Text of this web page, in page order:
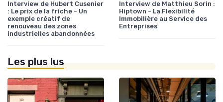
Interview de Hubert Cusenier
: Le prix de la friche - Un
exemple créatif de
renouveau des zones
industrielles abandonnées
Interview de Matthieu Sorin :
Hiptown - La Flexibilité
Immobilière au Service des
Entreprises
Les plus lus